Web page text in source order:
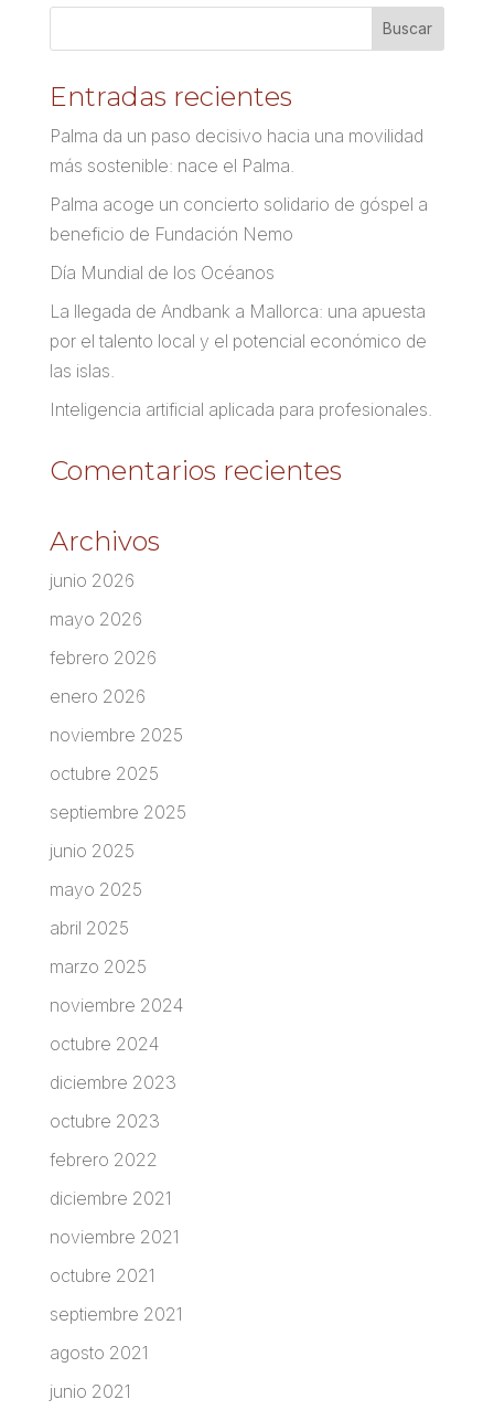
Entradas recientes
Palma da un paso decisivo hacia una movilidad
más sostenible: nace el Palma.
Palma acoge un concierto solidario de góspel a
beneficio de Fundación Nemo
Día Mundial de los Océanos
La llegada de Andbank a Mallorca: una apuesta
por el talento local y el potencial económico de
las islas.
Inteligencia artificial aplicada para profesionales.
Comentarios recientes
Archivos
junio 2026
mayo 2026
febrero 2026
enero 2026
noviembre 2025
octubre 2025
septiembre 2025
junio 2025
mayo 2025
abril 2025
marzo 2025
noviembre 2024
octubre 2024
diciembre 2023
octubre 2023
febrero 2022
diciembre 2021
noviembre 2021
octubre 2021
septiembre 2021
agosto 2021
junio 2021